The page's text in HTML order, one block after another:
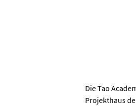
Die Tao
Projekthaus